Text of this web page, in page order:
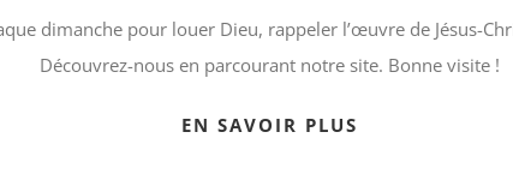
dimanche pour louer Dieu, rappeler l’œuvre de Jésus-
Découvrez-nous en parcourant notre site. Bonne visite !
EN SAVOIR PLUS